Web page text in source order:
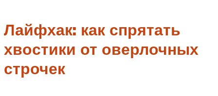
Лайфхак: как спрятать
хвостики от оверлочных
строчек